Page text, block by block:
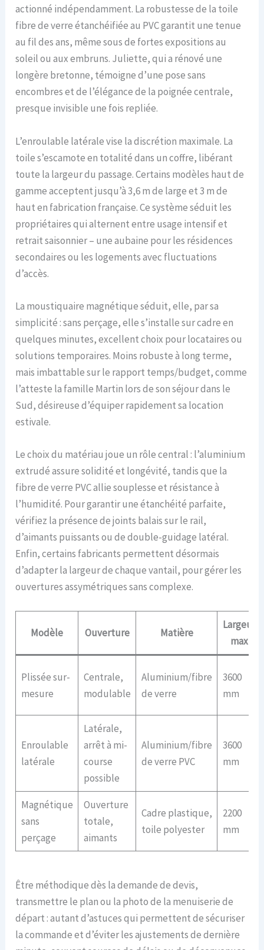
actionné indépendamment. La robustesse de la toile
fibre de verre étanchéifiée au PVC garantit une tenue
au fil des ans, même sous de fortes expositions au
soleil ou aux embruns. Juliette, qui a rénové une
longère bretonne, témoigne d’une pose sans
encombres et de l’élégance de la poignée centrale,
presque invisible une fois repliée.
L’enroulable latérale vise la discrétion maximale. La
toile s’escamote en totalité dans un coffre, libérant
toute la largeur du passage. Certains modèles haut de
gamme acceptent jusqu’à 3,6 m de large et 3 m de
haut en fabrication française. Ce système séduit les
propriétaires qui alternent entre usage intensif et
retrait saisonnier – une aubaine pour les résidences
secondaires ou les logements avec fluctuations
d’accès.
La moustiquaire magnétique séduit, elle, par sa
simplicité : sans perçage, elle s’installe sur cadre en
quelques minutes, excellent choix pour locataires ou
solutions temporaires. Moins robuste à long terme,
mais imbattable sur le rapport temps/budget, comme
l’atteste la famille Martin lors de son séjour dans le
Sud, désireuse d’équiper rapidement sa location
estivale.
Le choix du matériau joue un rôle central : l’aluminium
extrudé assure solidité et longévité, tandis que la
fibre de verre PVC allie souplesse et résistance à
l’humidité. Pour garantir une étanchéité parfaite,
vérifiez la présence de joints balais sur le rail,
d’aimants puissants ou de double-guidage latéral.
Enfin, certains fabricants permettent désormais
d’adapter la largeur de chaque vantail, pour gérer les
ouvertures assymétriques sans complexe.
Modèle Ouverture Matière
Largeur
max
Plissée sur-
mesure
Centrale,
modulable
Aluminium/fibre
de verre
3600
mm
Enroulable
latérale
Latérale,
arrêt à mi-
course
possible
Aluminium/fibre
de verre PVC
3600
mm
Magnétique
sans
perçage
Ouverture
totale,
aimants
Cadre plastique,
toile polyester
2200
mm
Être méthodique dès la demande de devis,
transmettre le plan ou la photo de la menuiserie de
départ : autant d’astuces qui permettent de sécuriser
la commande et d’éviter les ajustements de dernière